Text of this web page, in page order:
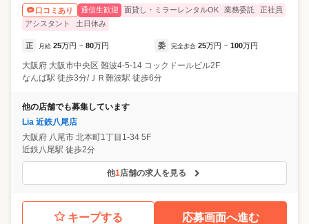
口コミあり 通信生歓迎 面貸し・ミラーレンタルOK 業務委託
正社員
アシスタント
土日休み
正 月給 25万円 ~ 80万円 委 完全歩合 25万円 ~ 100万円
大阪府 大阪市中央区 難波4-5-14 コックドールビル2F
なんば駅 徒歩3分/ＪＲ難波駅 徒歩6分
他の店舗でも募集しています
Lia 近鉄八尾店
大阪府 八尾市 北本町1丁目1-34 5F
近鉄八尾駅 徒歩2分
他1店舗の求人を見る
キープする 応募画面へ進む